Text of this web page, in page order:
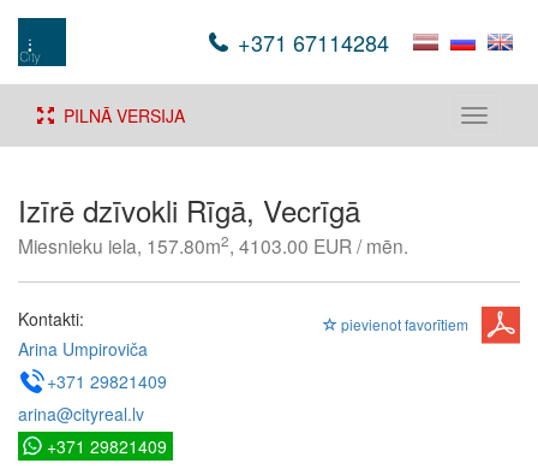
+371 67114284
Toggle
PILNĀ VERSIJA
Izīrē dzīvokli Rīgā, Vecrīgā
Miesnieku iela, 157.80m2, 4103.00 EUR / mēn.
pievienot favorītiem
Kontakti:
Arina Umpiroviča
+371 29821409
arina@cityreal.lv
+371 29821409